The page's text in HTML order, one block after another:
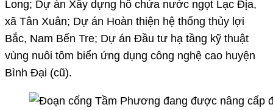
Long; Dự án Xây dựng hồ chứa nước ngọt Lạc Địa,
xã Tân Xuân; Dự án Hoàn thiện hệ thống thủy lợi
Bắc, Nam Bến Tre; Dự án Đầu tư hạ tầng kỹ thuật
vùng nuôi tôm biển ứng dụng công nghệ cao huyện
Bình Đại (cũ).